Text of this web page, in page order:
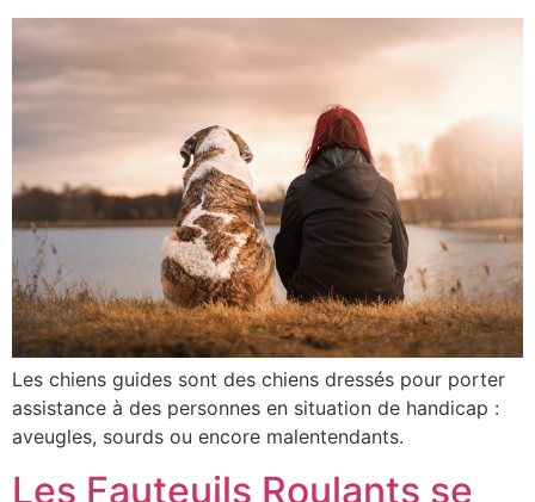
Les chiens guides sont des chiens dressés pour porter
assistance à des personnes en situation de handicap :
aveugles, sourds ou encore malentendants.
Les Fauteuils Roulants se